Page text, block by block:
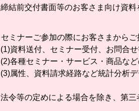
締結前交付書面等のお客さま向け資
セミナーご参加の際にお客さまから
(1)資料送付、セミナー受付、お問合
(2)各種セミナー・サービス・商品な
(3)属性、資料請求経路など統計分析
法令等の定めによる場合を除き、第三